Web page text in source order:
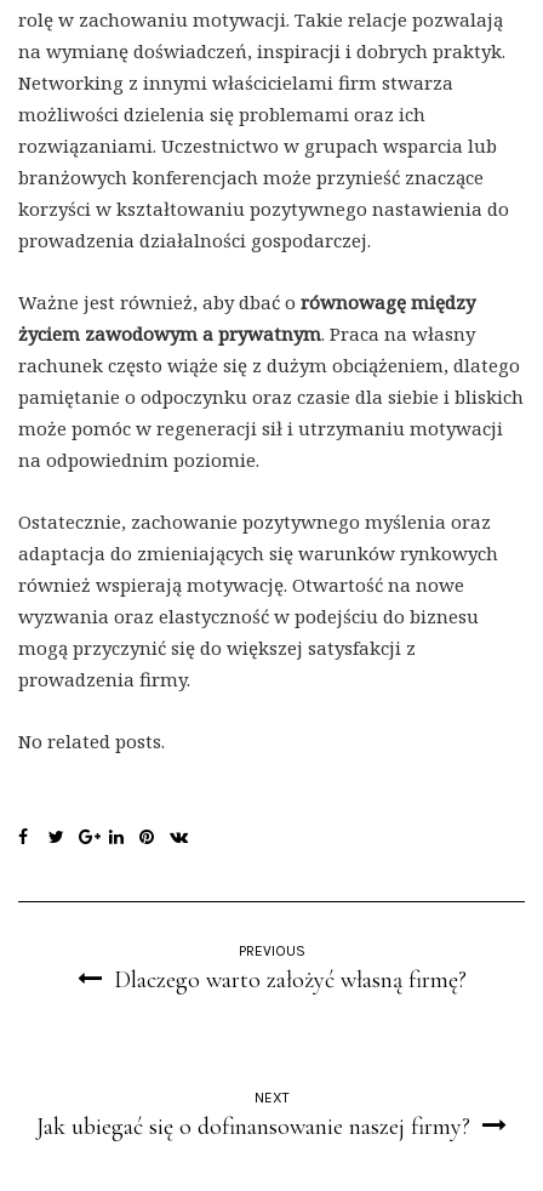
rolę w zachowaniu motywacji. Takie relacje pozwalają
na wymianę doświadczeń, inspiracji i dobrych praktyk.
Networking z innymi właścicielami firm stwarza
możliwości dzielenia się problemami oraz ich
rozwiązaniami. Uczestnictwo w grupach wsparcia lub
branżowych konferencjach może przynieść znaczące
korzyści w kształtowaniu pozytywnego nastawienia do
prowadzenia działalności gospodarczej.
Ważne jest również, aby dbać o równowagę między
życiem zawodowym a prywatnym. Praca na własny
rachunek często wiąże się z dużym obciążeniem, dlatego
pamiętanie o odpoczynku oraz czasie dla siebie i bliskich
może pomóc w regeneracji sił i utrzymaniu motywacji
na odpowiednim poziomie.
Ostatecznie, zachowanie pozytywnego myślenia oraz
adaptacja do zmieniających się warunków rynkowych
również wspierają motywację. Otwartość na nowe
wyzwania oraz elastyczność w podejściu do biznesu
mogą przyczynić się do większej satysfakcji z
prowadzenia firmy.
No related posts.
PREVIOUS
Dlaczego warto założyć własną firmę?
NEXT
Jak ubiegać się o dofinansowanie naszej firmy?